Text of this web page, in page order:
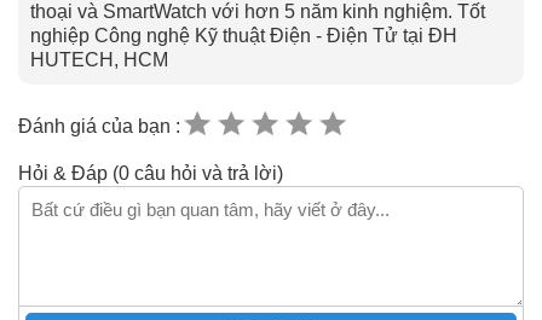
thoại và SmartWatch với hơn 5 năm kinh nghiệm. Tốt
nghiệp Công nghệ Kỹ thuật Điện - Điện Tử tại ĐH
HUTECH, HCM
Đánh giá của bạn :
Hỏi & Đáp (0 câu hỏi và trả lời)